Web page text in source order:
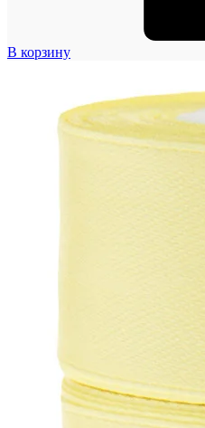
В корзину